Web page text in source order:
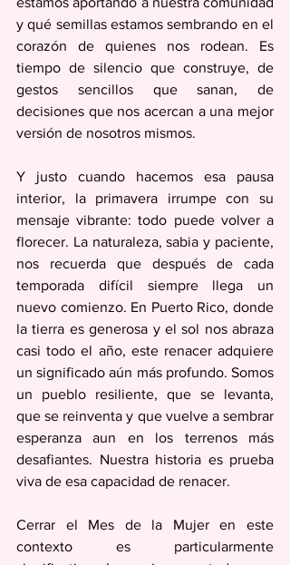
y qué semillas estamos sembrando en el
corazón de quienes nos rodean. Es
tiempo de silencio que construye, de
gestos sencillos que sanan, de
decisiones que nos acercan a una mejor
versión de nosotros mismos.
Y justo cuando hacemos esa pausa
interior, la primavera irrumpe con su
mensaje vibrante: todo puede volver a
florecer. La naturaleza, sabia y paciente,
nos recuerda que después de cada
temporada difícil siempre llega un
nuevo comienzo. En Puerto Rico, donde
la tierra es generosa y el sol nos abraza
casi todo el año, este renacer adquiere
un significado aún más profundo. Somos
un pueblo resiliente, que se levanta,
que se reinventa y que vuelve a sembrar
esperanza aun en los terrenos más
desafiantes. Nuestra historia es prueba
viva de esa capacidad de renacer.
Cerrar el Mes de la Mujer en este
contexto es particularmente